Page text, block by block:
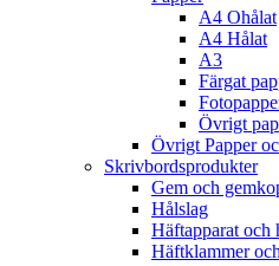
A4 Ohålat
A4 Hålat
A3
Färgat
Övrigt
Övrigt Papper
Skrivbordsprodukter
Gem och
Hålslag
Häftapparat och
Häftklammer